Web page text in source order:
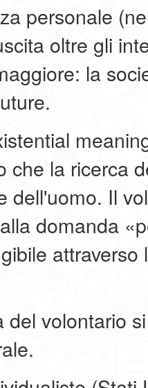
personale
oltre gli
la
che la ricerca
dell'uomo. Il
domanda
del volontario